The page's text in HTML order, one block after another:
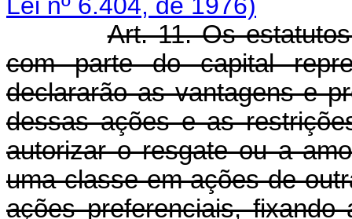
Art. 11. Os
com parte do capital
declararão as vantagens e
dessas ações e as
autorizar o resgate ou a
uma classe em ações de
ações preferenciais,